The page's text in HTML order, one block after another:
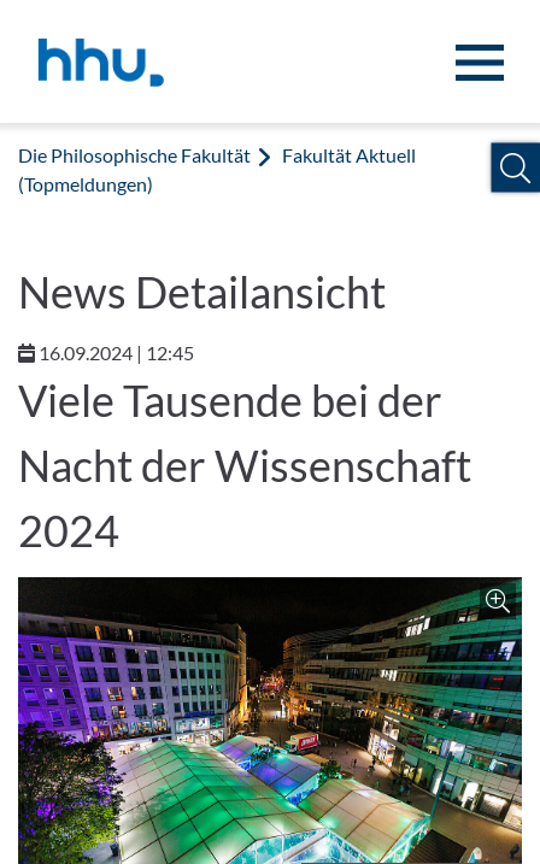
Die Philosophische Fakultät
Fakultät Aktuell
(Topmeldungen)
News Detailansicht
16.09.2024 | 12:45
Viele Tausende bei der
Nacht der Wissenschaft
2024